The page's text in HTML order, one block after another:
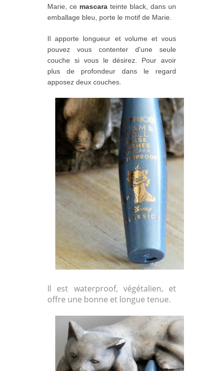
Marie, ce mascara teinte black, dans un
emballage bleu, porte le motif de Marie.
Il apporte longueur et volume et vous
pouvez vous contenter d'une seule
couche si vous le désirez. Pour avoir
plus de profondeur dans le regard
apposez deux couches.
Il est waterproof, végétalien, et
offre une bonne et longue tenue.